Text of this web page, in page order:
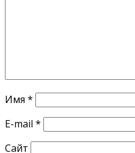
Имя *
E-mail *
Сайт